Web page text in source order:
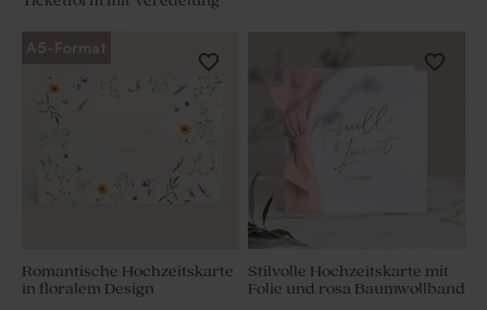
A5-Format
Romantische Hochzeitskarte
in floralem Design
Stilvolle Hochzeitskarte mit
Folie und rosa Baumwollband